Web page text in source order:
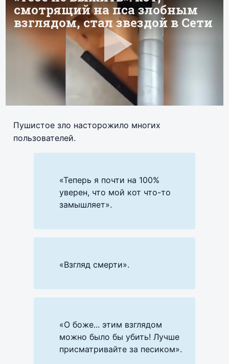
Пушистое зло насторожило многих
пользователей.
«Теперь я почти на 100%
уверен, что мой кот что-то
замышляет».
«Взгляд смерти».
«О боже... этим взглядом
можно было бы убить! Лучше
присматривайте за песиком».